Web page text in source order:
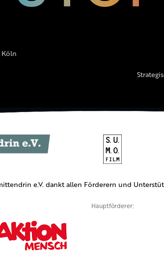
Köln
e.V. dankt allen Förderern und
Hauptförderer: